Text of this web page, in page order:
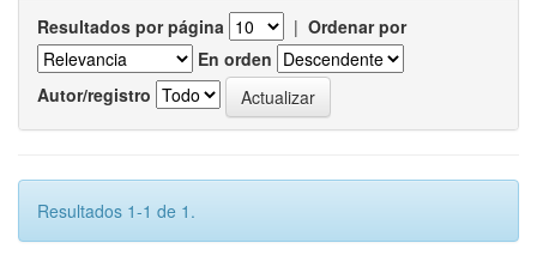
Resultados por página | Ordenar por
En orden
Autor/registro
Resultados 1-1 de 1.